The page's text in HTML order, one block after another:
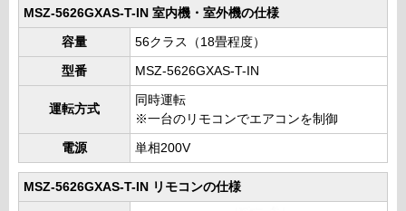
MSZ-5626GXAS-T-IN 室内機・室外機の仕様
容量 56クラス（18畳程度）
型番 MSZ-5626GXAS-T-IN
運転方式
同時運転
※一台のリモコンでエアコンを制御
電源 単相200V
MSZ-5626GXAS-T-IN リモコンの仕様